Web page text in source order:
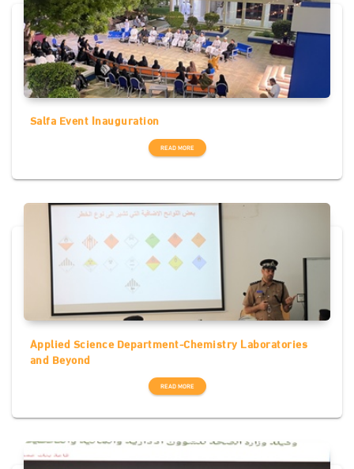
Salfa Event Inauguration
READ MORE
Applied Science Department-Chemistry Laboratories
and Beyond
READ MORE